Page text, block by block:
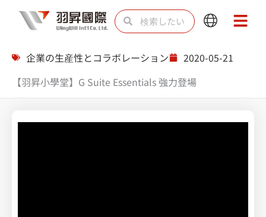
検
索 索
Main
Main
企業の生産性とコラボレーション
2020-05-21
【羽昇小學堂】G Suite Essentials 強力登場